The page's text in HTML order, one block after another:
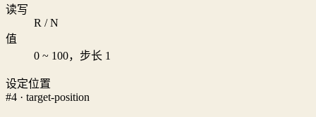
读写
R / N
值
0 ~ 100，步长 1
设定位置
#4 · target-position